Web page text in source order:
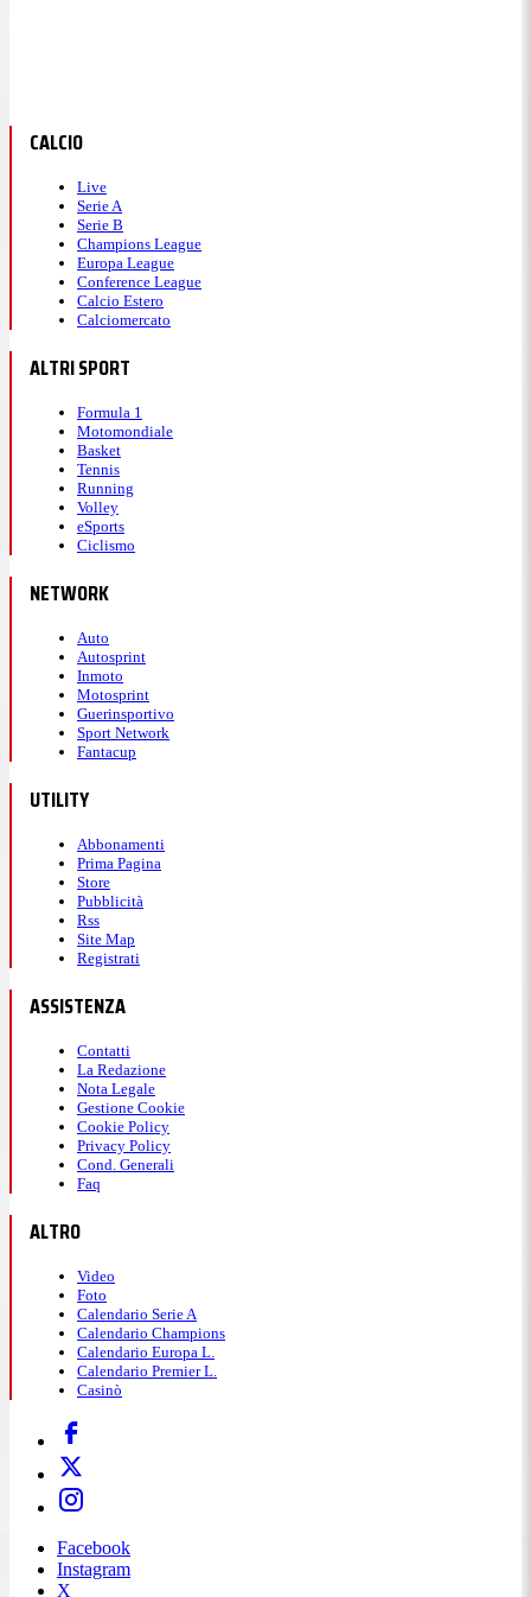
CALCIO
Live
Serie A
Serie B
Champions League
Europa League
Conference League
Calcio Estero
Calciomercato
ALTRI SPORT
Formula 1
Motomondiale
Basket
Tennis
Running
Volley
eSports
Ciclismo
NETWORK
Auto
Autosprint
Inmoto
Motosprint
Guerinsportivo
Sport Network
Fantacup
UTILITY
Abbonamenti
Prima Pagina
Store
Pubblicità
Rss
Site Map
Registrati
ASSISTENZA
Contatti
La Redazione
Nota Legale
Gestione Cookie
Cookie Policy
Privacy Policy
Cond. Generali
Faq
ALTRO
Video
Foto
Calendario Serie A
Calendario Champions
Calendario Europa L.
Calendario Premier L.
Casinò
Facebook
Instagram
X